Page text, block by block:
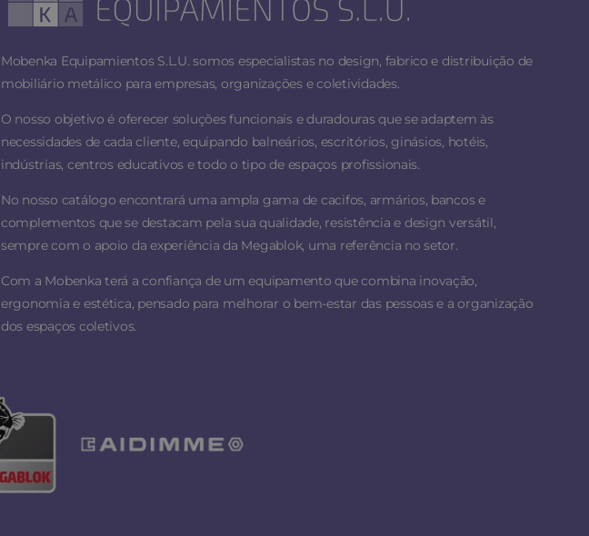
Mobenka Equipamientos S.L.U. somos especialistas no design, fabrico e distribuição de
mobiliário metálico para empresas, organizações e coletividades.
O nosso objetivo é oferecer soluções funcionais e duradouras que se adaptem às
necessidades de cada cliente, equipando balneários, escritórios, ginásios, hotéis,
indústrias, centros educativos e todo o tipo de espaços profissionais.
No nosso catálogo encontrará uma ampla gama de cacifos, armários, bancos e
complementos que se destacam pela sua qualidade, resistência e design versátil,
sempre com o apoio da experiência da Megablok, uma referência no setor.
Com a Mobenka terá a confiança de um equipamento que combina inovação,
ergonomia e estética, pensado para melhorar o bem-estar das pessoas e a organização
dos espaços coletivos.